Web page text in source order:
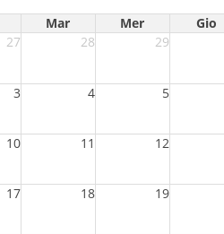
Mar Mer Gio
27
28 29
3 4 5
10 11 12
17 18 19